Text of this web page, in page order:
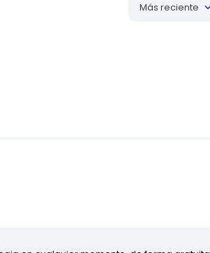
Más reciente